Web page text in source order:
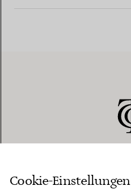
KUNDENSERVICE
Cookie-Einstellungen